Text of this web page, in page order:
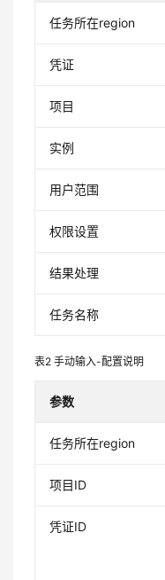
任务所在region
凭证
项目
实例
用户范围
权限设置
结果处理
任务名称
表2手动输入-配置说明
参数
任务所在region
项目ID
凭证ID